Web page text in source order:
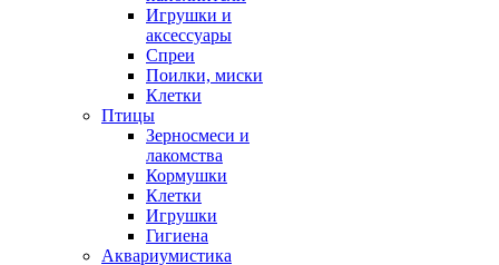
Игрушки и
аксессуары
Спреи
Поилки, миски
Клетки
Птицы
Зерносмеси и
лакомства
Кормушки
Клетки
Игрушки
Гигиена
Аквариумистика